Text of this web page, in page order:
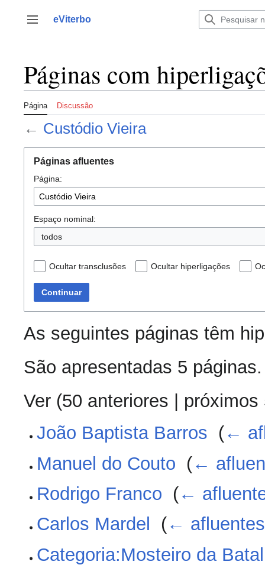
para
Alternar barra lateral
eViterbo
Páginas com
Página Discussão
← Custódio Vieira
Páginas afluentes
Página:
Espaço nominal:
todos
Ocultar transclusões Ocultar hiperligações
Continuar
As seguintes páginas têm
São apresentadas 5 páginas.
Ver (50 anteriores
próximos
João Baptista Barros (←
Manuel do Couto (←
Rodrigo Franco (←
Carlos Mardel
(← afluentes
Categoria:Mosteiro da